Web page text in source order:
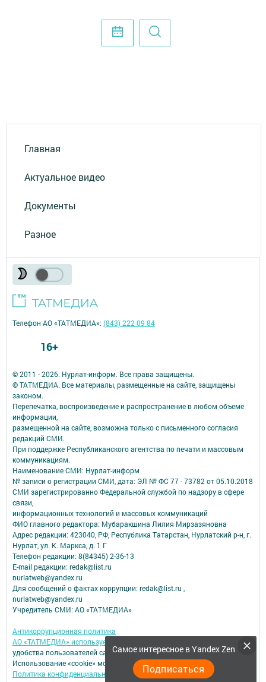
Главная
Актуальное видео
Документы
Разное
Самое интересное в Yandex Zen
Подписаться
© 2011 - 2026. Нурлат-⁠информ. Все права защищены.
© ТАТМЕДИА. Все материалы, размещенные на сайте, защищены
законом.
Перепечатка, воспроизведение и распространение в любом объеме
информации,
размещенной на сайте, возможна только с письменного согласия
редакций СМИ.
При поддержке Республиканского агентства по печати и массовым
коммуникациям.
Наименование СМИ: Нурлат-⁠информ
№ записи о регистрации СМИ, дата: ЭЛ № ФС 77 -⁠ 73782 от 05.10.2018
СМИ зарегистрированно Федеральной службой по надзору в сфере
связи,
информационных технологий и массовых коммуникаций
ФИО главного редактора: Мубаракшина Лилия Мирзазяновна
Адрес редакции: 423040, РФ, Республика Татарстан, Нурлатский р-н, г.
Нурлат, ул. К. Маркса, д. 1 Г
Телефон редакции: 8(84345) 2-36-13
E-mail редакции: redak@list.ru
nurlatweb@yandex.ru
Для сообщений о фактах коррупции: redak@list.ru ,
nurlatweb@yandex.ru
Учредитель СМИ: АО «ТАТМЕДИА»
Антикоррупционная политика
АО «ТАТМЕДИА» использует «cookie»
для персонализации сервисов и
удобства пользователей сайтом.
Использование «cookie» можно отменить в настройках браузера.
Политика конфиденциальности
Телефон АО «ТАТМЕДИА»:(843) 222 09 84
16+